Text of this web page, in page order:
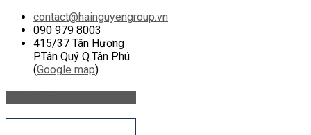
contact@hainguyengroup.vn
090 979 8003
415/37 Tân Hương
P.Tân Quý Q.Tân Phú
(Google map)